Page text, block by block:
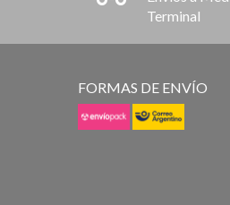
Terminal
FORMAS DE ENVÍO